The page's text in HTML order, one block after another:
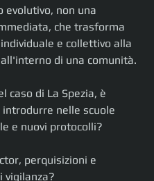
evolutivo, non una
che trasforma
e collettivo alla
di una comunità.
caso di La Spezia, è
nelle scuole
e nuovi protocolli?
perquisizioni e
vigilanza?